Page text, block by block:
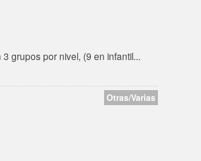
grupos por nivel, (9 en infantil...
Otras/Varias